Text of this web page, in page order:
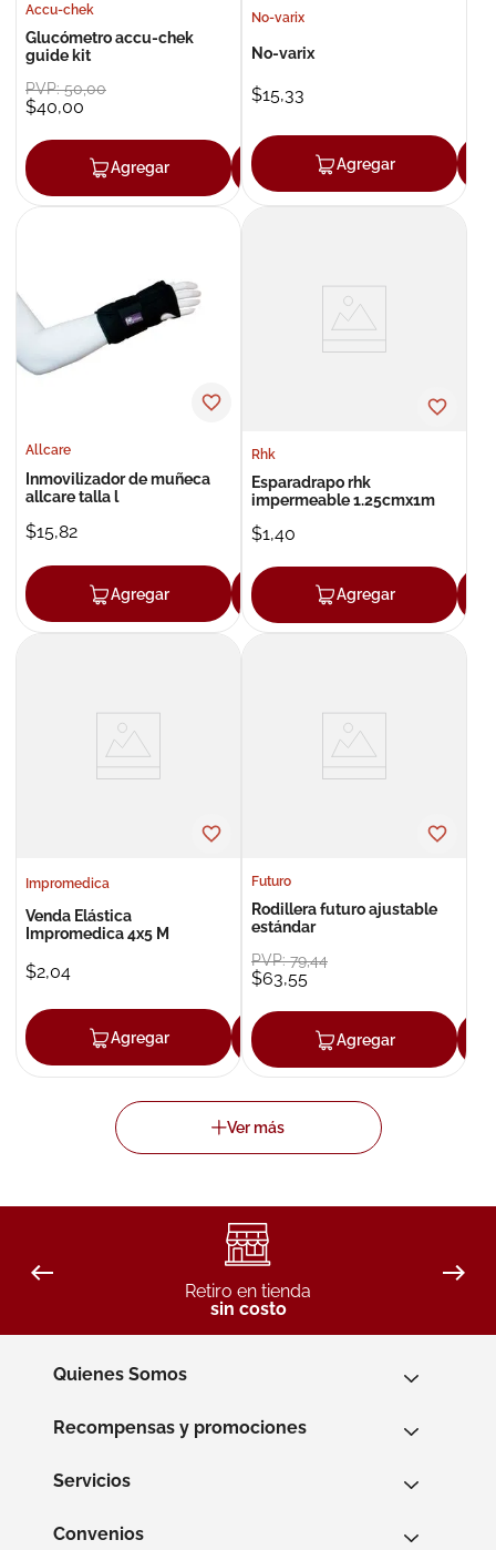
Accu-chek
Glucómetro accu-chek
guide kit
PVP:50,00
$40,00
Agregar Agregar
No-varix
No-varix
$15,33
Agregar
Allcare
Inmovilizador de muñeca
allcare talla l
$15,82
Agregar Agregar
Rhk
Esparadrapo rhk
impermeable 1.25cmx1m
$1,40
Agregar
Impromedica
Venda Elástica
Impromedica 4x5 M
$2,04
Agregar Agregar
Futuro
Rodillera futuro ajustable
estándar
PVP:79,44
$63,55
Agregar
Retiro en tienda
sin costo
Quienes Somos
Recompensas y promociones
Servicios
Convenios